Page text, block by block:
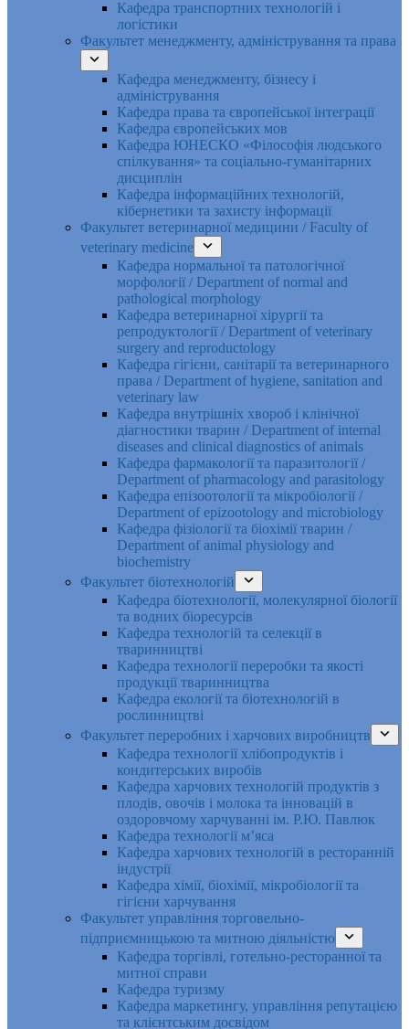
Кафедра транспортних технологій і
логістики
Факультет менеджменту, адміністрування та права
Кафедра менеджменту, бізнесу і
адміністрування
Кафедра права та європейської інтеграції
Кафедра європейських мов
Кафедра ЮНЕСКО «Філософія людського
спілкування» та соціально-гуманітарних
дисциплін
Кафедра інформаційних технологій,
кібернетики та захисту інформації
Факультет ветеринарної медицини / Faculty of
veterinary medicine
Кафедра нормальної та патологічної
морфології / Department of normal and
pathological morphology
Кафедра ветеринарної хірургії та
репродуктології / Department of veterinary
surgery and reproductology
Кафедра гігієни, санітарії та ветеринарного
права / Department of hygiene, sanitation and
veterinary law
Кафедра внутрішніх хвороб і клінічної
діагностики тварин / Department of internal
diseases and clinical diagnostics of animals
Кафедра фармакології та паразитології /
Department of pharmacology and parasitology
Кафедра епізоотології та мікробіології /
Department of epizootology and microbiology
Кафедра фізіології та біохімії тварин /
Department of animal physiology and
biochemistry
Факультет біотехнологій
Кафедра біотехнології, молекулярної біології
та водних біоресурсів
Кафедра технологій та селекції в
тваринництві
Кафедра технології переробки та якості
продукції тваринництва
Кафедра екології та біотехнологій в
рослинництві
Факультет переробних і харчових виробництв
Кафедра технології хлібопродуктів і
кондитерських виробів
Кафедра харчових технологій продуктів з
плодів, овочів і молока та інновацій в
оздоровчому харчуванні ім. Р.Ю. Павлюк
Кафедра технології м’яса
Кафедра харчових технологій в ресторанній
індустрії
Кафедра хімії, біохімії, мікробіології та
гігієни харчування
Факультет управління торговельно-
підприємницькою та митною діяльністю
Кафедра торгівлі, готельно-ресторанної та
митної справи
Кафедра туризму
Кафедра маркетингу, управління репутацією
та клієнтським досвідом